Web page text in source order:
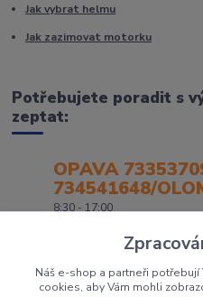
Jak vybrat helmu
Jak zazimovat motorku
Potřebujete poradit s
zeptat:
OPAVA
734541648/
8:30 - 17:00
Náš e-shop a partneři
cookies, aby Vám mohli